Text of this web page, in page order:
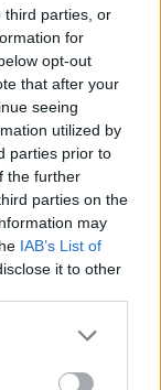
third parties, or
for
opt-out
that after your
seeing
utilized by
parties prior to
the further
parties on the
may
IAB’s List of
it to other
more Google
may click to
με αγέλη
μικρέ,
και
οι
γιατί δεν